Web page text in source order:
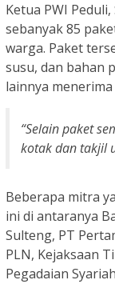
Ketua PWI
sebanyak 85
warga. Paket
susu, dan bahan
lainnya
“Selain paket
kotak dan takjil
Beberapa mitra
ini di antaranya
Sulteng, PT
PLN, Kejaksaan
Pegadaian